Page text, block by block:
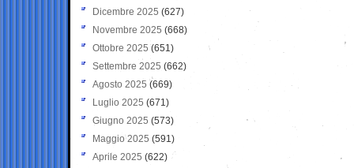
Dicembre 2025 (627)
Novembre 2025 (668)
Ottobre 2025 (651)
Settembre 2025 (662)
Agosto 2025 (669)
Luglio 2025 (671)
Giugno 2025 (573)
Maggio 2025 (591)
Aprile 2025 (622)